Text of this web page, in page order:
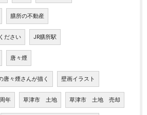
膳所の不動産
ださい JR膳所駅
唐々煙
唐々煙さんが描く 壁画イラスト
年 草津市 土地 草津市 土地 売却